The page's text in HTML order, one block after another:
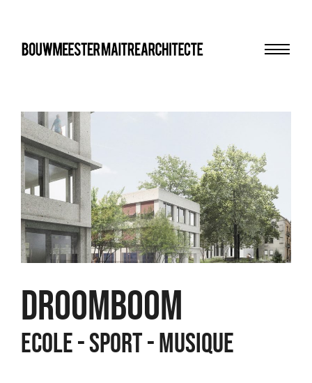
bma
DROOMBOOM
ECOLE - SPORT - MUSIQUE